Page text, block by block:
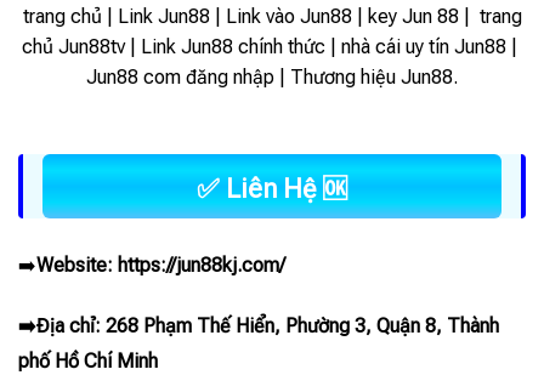
trang chủ | Link Jun88 | Link vào Jun88 |
key Jun 88 | trang
chủ Jun88tv | Link Jun88 chính thức | nhà cái uy tín Jun88 |
Jun88 com đăng nhập | Thương hiệu Jun88.
✅ Liên Hệ 🆗
➡️Website: https://jun88kj.com/
➡️Địa chỉ: 268 Phạm Thế Hiển, Phường 3, Quận 8, Thành
phố Hồ Chí Minh